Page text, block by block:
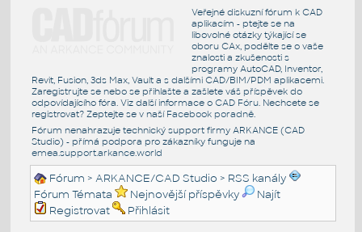
Veřejné diskuzní fórum k CAD
aplikacím - ptejte se na
libovolné otázky týkající se
oboru CAx, podělte se o vaše
znalosti a zkušenosti s
programy AutoCAD, Inventor,
Revit, Fusion, 3ds Max, Vault a s dalšími CAD/BIM/PDM aplikacemi.
Zaregistrujte se nebo se přihlašte a zašlete váš příspěvek do
odpovídajícího fóra. Viz další informace o CAD Fóru. Nechcete se
registrovat? Zeptejte se v naší Facebook poradně.
Fórum nenahrazuje technický support firmy ARKANCE (CAD
Studio) - přímá podpora pro zákazníky funguje na
emea.support.arkance.world
Fórum >ARKANCE/CAD Studio > RSS kanály
Fórum Témata
Nejnovější příspěvky
Najít
Registrovat
Přihlásit